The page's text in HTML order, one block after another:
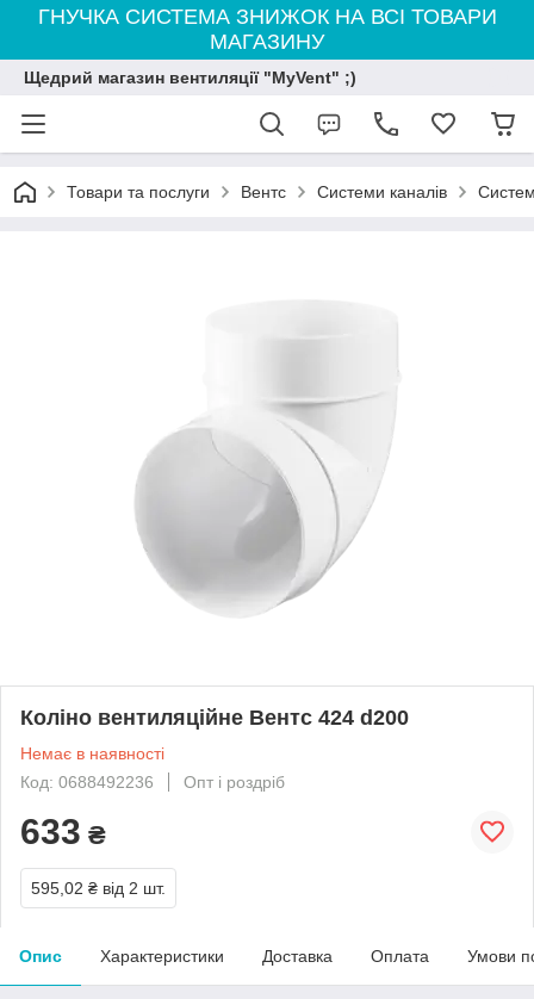
ГНУЧКА СИСТЕМА ЗНИЖОК НА ВСІ ТОВАРИ
МАГАЗИНУ
Щедрий магазин вентиляції "MyVent" ;)
Товари та послуги Вентс Системи каналів
Коліно вентиляційне Вентс 424 d200
Немає в наявності
Код: 0688492236
Опт і роздріб
633 ₴
595,02 ₴ від 2 шт.
Опис Характеристики Доставка Оплата Умови